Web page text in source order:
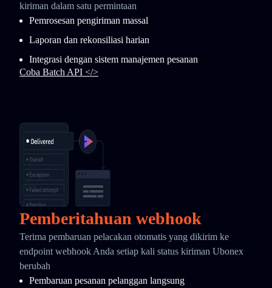
kiriman dalam satu permintaan
Pemrosesan pengiriman massal
Laporan dan rekonsiliasi harian
Integrasi dengan sistem manajemen pesanan
Coba Batch API </>
Pemberitahuan webhook
Terima pembaruan pelacakan otomatis yang dikirim ke
endpoint webhook Anda setiap kali status kiriman Ubonex
berubah
Pembaruan pesanan pelanggan langsung